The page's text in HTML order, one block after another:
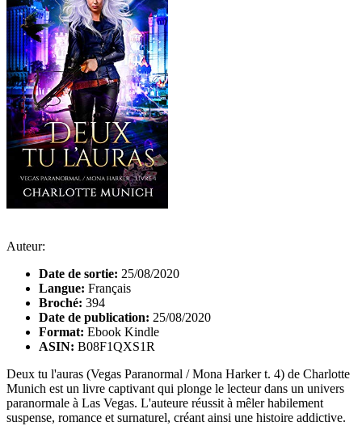
Auteur:
Date de sortie: 25/08/2020
Langue: Français
Broché: 394
Date de publication: 25/08/2020
Format: Ebook Kindle
ASIN: B08F1QXS1R
Deux tu l'auras (Vegas Paranormal / Mona Harker t. 4) de Charlotte
Munich est un livre captivant qui plonge le lecteur dans un univers
paranormale à Las Vegas. L'auteure réussit à mêler habilement
suspense, romance et surnaturel, créant ainsi une histoire addictive.